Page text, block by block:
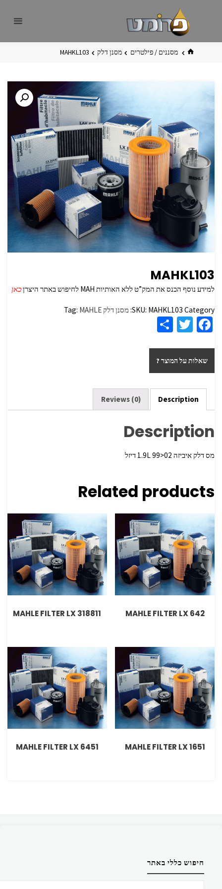
בית מסננים / פילטרים מסנן דלק MAHKL103
MAHKL103
למידע נוסף הכנס את המק”ט ללא האותיות MAH לחיפוש באתר היצרן כאן
SKU: MAHKL103 Category: מסנן דלק Tag: MAHLE
Fa
b
o
o
k
T
tt
er
ar
e
שאלות על המוצר ?
Description
Reviews (0)
Description
מס דלק איביזה 1.9L 99>02 דיזל
Related products
MAHLE FILTER LX 642
MAHLE FILTER LX 318811
MAHLE FILTER LX 1651
MAHLE FILTER LX 6451
חיפוש כללי באתר